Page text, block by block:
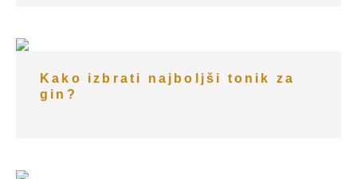
Kako izbrati najboljši tonik za
gin?